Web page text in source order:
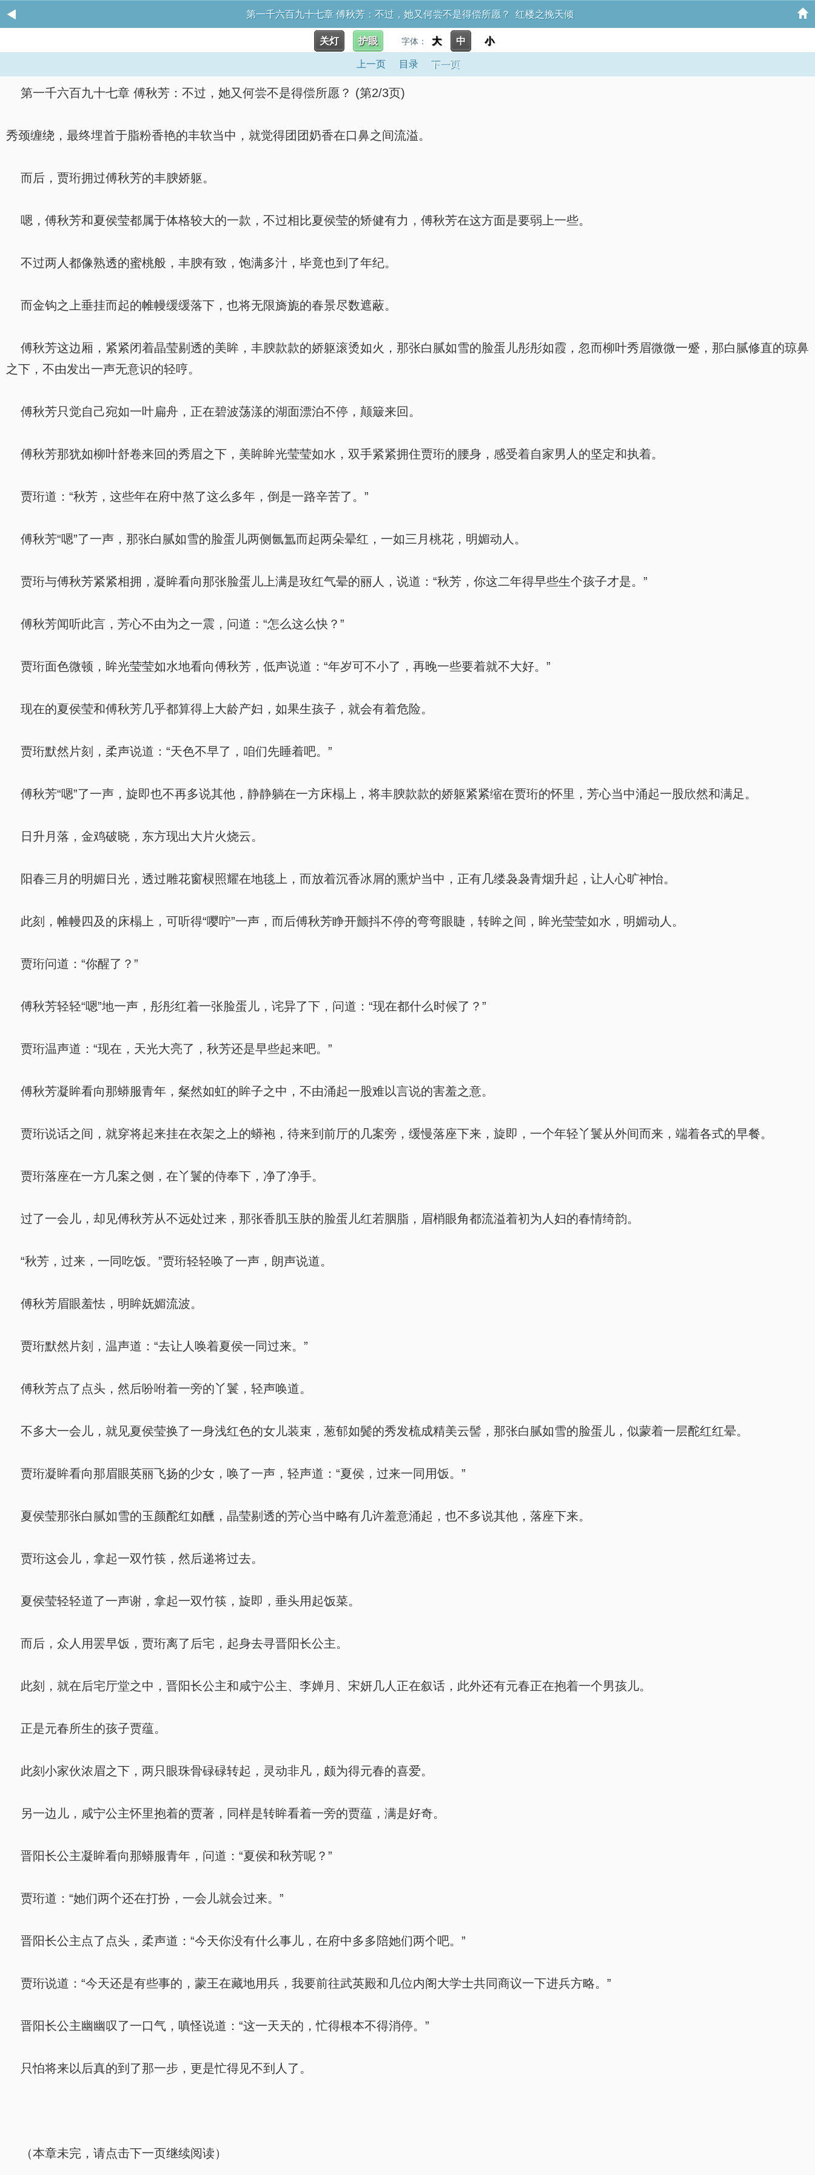
第一千六百九十七章 傅秋芳：不过，她又何尝不是得偿所愿？ 红楼之挽天倾
关灯 护眼 字体： 大 中 小
上一页 目录 下一页
第一千六百九十七章 傅秋芳：不过，她又何尝不是得偿所愿？ (第2/3页)
秀颈缠绕，最终埋首于脂粉香艳的丰软当中，就觉得团团奶香在口鼻之间流溢。
而后，贾珩拥过傅秋芳的丰腴娇躯。
嗯，傅秋芳和夏侯莹都属于体格较大的一款，不过相比夏侯莹的矫健有力，傅秋芳在这方面是要弱上一些。
不过两人都像熟透的蜜桃般，丰腴有致，饱满多汁，毕竟也到了年纪。
而金钩之上垂挂而起的帷幔缓缓落下，也将无限旖旎的春景尽数遮蔽。
傅秋芳这边厢，紧紧闭着晶莹剔透的美眸，丰腴款款的娇躯滚烫如火，那张白腻如雪的脸蛋儿彤彤如霞，忽而柳叶秀眉微微一蹙，那白腻修直的琼鼻
之下，不由发出一声无意识的轻哼。
傅秋芳只觉自己宛如一叶扁舟，正在碧波荡漾的湖面漂泊不停，颠簸来回。
傅秋芳那犹如柳叶舒卷来回的秀眉之下，美眸眸光莹莹如水，双手紧紧拥住贾珩的腰身，感受着自家男人的坚定和执着。
贾珩道：“秋芳，这些年在府中熬了这么多年，倒是一路辛苦了。”
傅秋芳“嗯”了一声，那张白腻如雪的脸蛋儿两侧氤氲而起两朵晕红，一如三月桃花，明媚动人。
贾珩与傅秋芳紧紧相拥，凝眸看向那张脸蛋儿上满是玫红气晕的丽人，说道：“秋芳，你这二年得早些生个孩子才是。”
傅秋芳闻听此言，芳心不由为之一震，问道：“怎么这么快？”
贾珩面色微顿，眸光莹莹如水地看向傅秋芳，低声说道：“年岁可不小了，再晚一些要着就不大好。”
现在的夏侯莹和傅秋芳几乎都算得上大龄产妇，如果生孩子，就会有着危险。
贾珩默然片刻，柔声说道：“天色不早了，咱们先睡着吧。”
傅秋芳“嗯”了一声，旋即也不再多说其他，静静躺在一方床榻上，将丰腴款款的娇躯紧紧缩在贾珩的怀里，芳心当中涌起一股欣然和满足。
日升月落，金鸡破晓，东方现出大片火烧云。
阳春三月的明媚日光，透过雕花窗棂照耀在地毯上，而放着沉香冰屑的熏炉当中，正有几缕袅袅青烟升起，让人心旷神怡。
此刻，帷幔四及的床榻上，可听得“嘤咛”一声，而后傅秋芳睁开颤抖不停的弯弯眼睫，转眸之间，眸光莹莹如水，明媚动人。
贾珩问道：“你醒了？”
傅秋芳轻轻“嗯”地一声，彤彤红着一张脸蛋儿，诧异了下，问道：“现在都什么时候了？”
贾珩温声道：“现在，天光大亮了，秋芳还是早些起来吧。”
傅秋芳凝眸看向那蟒服青年，粲然如虹的眸子之中，不由涌起一股难以言说的害羞之意。
贾珩说话之间，就穿将起来挂在衣架之上的蟒袍，待来到前厅的几案旁，缓慢落座下来，旋即，一个年轻丫鬟从外间而来，端着各式的早餐。
贾珩落座在一方几案之侧，在丫鬟的侍奉下，净了净手。
过了一会儿，却见傅秋芳从不远处过来，那张香肌玉肤的脸蛋儿红若胭脂，眉梢眼角都流溢着初为人妇的春情绮韵。
“秋芳，过来，一同吃饭。”贾珩轻轻唤了一声，朗声说道。
傅秋芳眉眼羞怯，明眸妩媚流波。
贾珩默然片刻，温声道：“去让人唤着夏侯一同过来。”
傅秋芳点了点头，然后吩咐着一旁的丫鬟，轻声唤道。
不多大一会儿，就见夏侯莹换了一身浅红色的女儿装束，葱郁如鬓的秀发梳成精美云髻，那张白腻如雪的脸蛋儿，似蒙着一层酡红红晕。
贾珩凝眸看向那眉眼英丽飞扬的少女，唤了一声，轻声道：“夏侯，过来一同用饭。”
夏侯莹那张白腻如雪的玉颜酡红如醺，晶莹剔透的芳心当中略有几许羞意涌起，也不多说其他，落座下来。
贾珩这会儿，拿起一双竹筷，然后递将过去。
夏侯莹轻轻道了一声谢，拿起一双竹筷，旋即，垂头用起饭菜。
而后，众人用罢早饭，贾珩离了后宅，起身去寻晋阳长公主。
此刻，就在后宅厅堂之中，晋阳长公主和咸宁公主、李婵月、宋妍几人正在叙话，此外还有元春正在抱着一个男孩儿。
正是元春所生的孩子贾蕴。
此刻小家伙浓眉之下，两只眼珠骨碌碌转起，灵动非凡，颇为得元春的喜爱。
另一边儿，咸宁公主怀里抱着的贾著，同样是转眸看着一旁的贾蕴，满是好奇。
晋阳长公主凝眸看向那蟒服青年，问道：“夏侯和秋芳呢？”
贾珩道：“她们两个还在打扮，一会儿就会过来。”
晋阳长公主点了点头，柔声道：“今天你没有什么事儿，在府中多多陪她们两个吧。”
贾珩说道：“今天还是有些事的，蒙王在藏地用兵，我要前往武英殿和几位内阁大学士共同商议一下进兵方略。”
晋阳长公主幽幽叹了一口气，嗔怪说道：“这一天天的，忙得根本不得消停。”
只怕将来以后真的到了那一步，更是忙得见不到人了。
（本章未完，请点击下一页继续阅读）